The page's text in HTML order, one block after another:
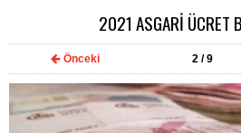
2021 ASGARİ ÜCRET
Önceki 2 / 9